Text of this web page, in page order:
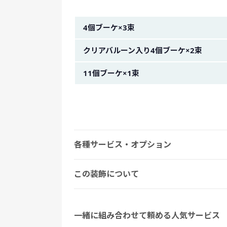
金額イメージ
4個ブーケ×3束
クリアバルーン入り4個ブーケ×2束
11個ブーケ×1束
各種サービス・オプション
この装飾について
一緒に組み合わせて頼める人気サービス